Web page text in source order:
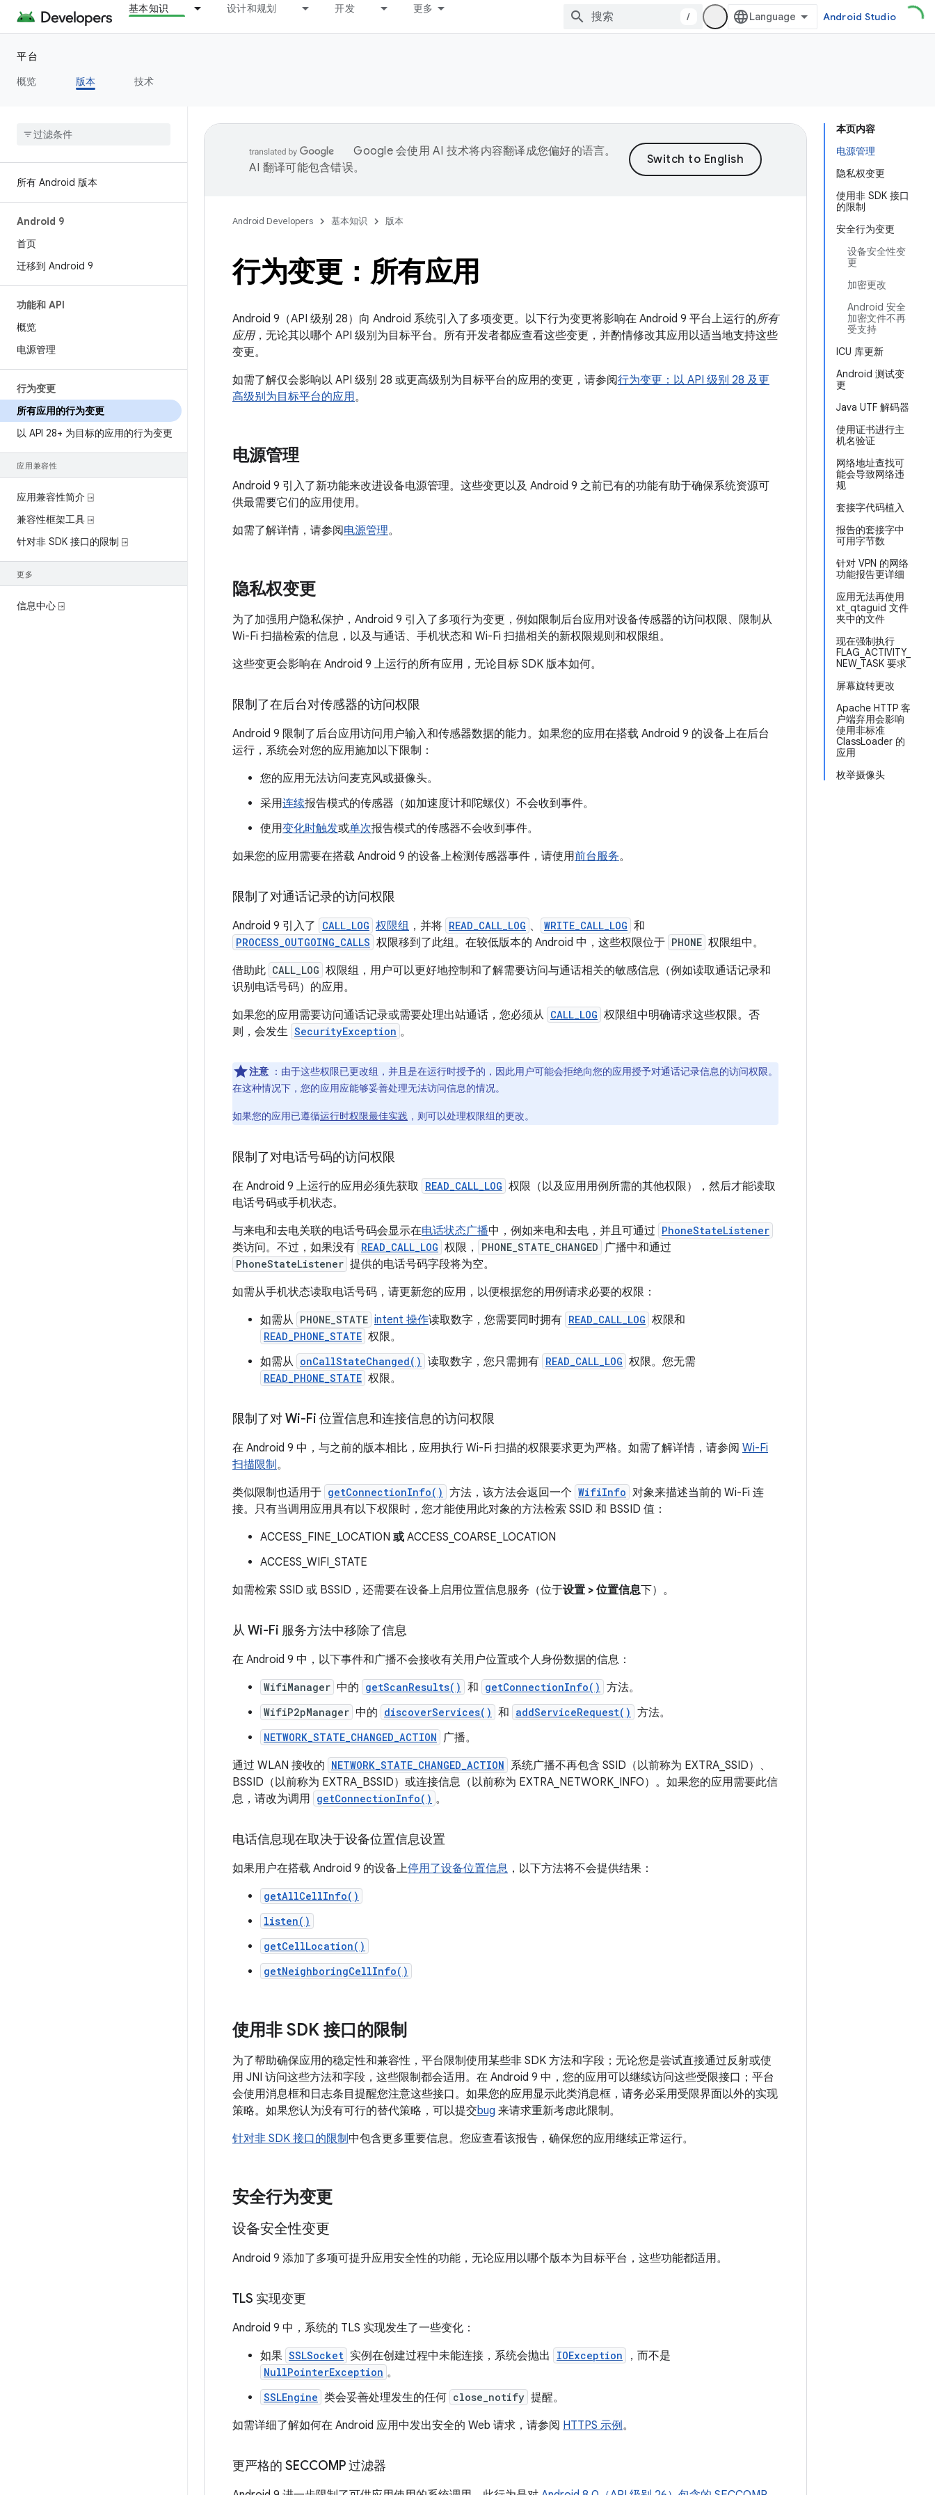
基本知识 设计和规划 开发 更多
/ Android Studio
平台
概览
版本 技术
所有 Android 版本
Android 9
首页
迁移到 Android 9
功能和 API
概览
电源管理
行为变更
所有应用的行为变更
以 API 28+ 为目标的应用的行为变更
应用兼容性
应用兼容性简介 ⍈
兼容性框架工具 ⍈
针对非 SDK 接口的限制 ⍈
更多
信息中心 ⍈
本页内容
电源管理
隐私权变更
使用非 SDK 接口
的限制
安全行为变更
设备安全性变
更
加密更改
Android 安全
加密文件不再
受支持
ICU 库更新
Android 测试变
更
Java UTF 解码器
使用证书进行主
机名验证
网络地址查找可
能会导致网络违
规
套接字代码植入
报告的套接字中
可用字节数
针对 VPN 的网络
功能报告更详细
应用无法再使用
xt_qtaguid 文件
夹中的文件
现在强制执行
FLAG_ACTIVITY_
NEW_TASK 要求
屏幕旋转更改
Apache HTTP 客
户端弃用会影响
使用非标准
ClassLoader 的
应用
枚举摄像头
Google 会使用 AI 技术将内容翻译成您偏好的语言。
AI 翻译可能包含错误。
Android Developers 基本知识 版本
行为变更：所有应用
Android 9（API 级别 28）向 Android 系统引入了多项变更。以下行为变更将影响在 Android 9 平台上运行的所有
应用，无论其以哪个 API 级别为目标平台。所有开发者都应查看这些变更，并酌情修改其应用以适当地支持这些
变更。
如需了解仅会影响以 API 级别 28 或更高级别为目标平台的应用的变更，请参阅行为变更：以 API 级别 28 及更
高级别为目标平台的应用。
电源管理
Android 9 引入了新功能来改进设备电源管理。这些变更以及 Android 9 之前已有的功能有助于确保系统资源可
供最需要它们的应用使用。
如需了解详情，请参阅电源管理。
隐私权变更
为了加强用户隐私保护，Android 9 引入了多项行为变更，例如限制后台应用对设备传感器的访问权限、限制从
Wi-Fi 扫描检索的信息，以及与通话、手机状态和 Wi-Fi 扫描相关的新权限规则和权限组。
这些变更会影响在 Android 9 上运行的所有应用，无论目标 SDK 版本如何。
限制了在后台对传感器的访问权限
Android 9 限制了后台应用访问用户输入和传感器数据的能力。如果您的应用在搭载 Android 9 的设备上在后台
运行，系统会对您的应用施加以下限制：
您的应用无法访问麦克风或摄像头。
采用连续报告模式的传感器（如加速度计和陀螺仪）不会收到事件。
使用变化时触发或单次报告模式的传感器不会收到事件。
如果您的应用需要在搭载 Android 9 的设备上检测传感器事件，请使用前台服务。
限制了对通话记录的访问权限
Android 9 引入了 CALL_LOG 权限组 ，并将 READ_CALL_LOG 、 WRITE_CALL_LOG 和
PROCESS_OUTGOING_CALLS 权限移到了此组。在较低版本的 Android 中，这些权限位于 PHONE 权限组中。
借助此 CALL_LOG 权限组，用户可以更好地控制和了解需要访问与通话相关的敏感信息（例如读取通话记录和
识别电话号码）的应用。
如果您的应用需要访问通话记录或需要处理出站通话，您必须从 CALL_LOG 权限组中明确请求这些权限。否
则，会发生 SecurityException 。
注意 ：由于这些权限已更改组，并且是在运行时授予的，因此用户可能会拒绝向您的应用授予对通话记录信息的访问权限。
在这种情况下，您的应用应能够妥善处理无法访问信息的情况。
如果您的应用已遵循运行时权限最佳实践 ，则可以处理权限组的更改。
限制了对电话号码的访问权限
在 Android 9 上运行的应用必须先获取 READ_CALL_LOG 权限（以及应用用例所需的其他权限），然后才能读取
电话号码或手机状态。
与来电和去电关联的电话号码会显示在电话状态广播中，例如来电和去电，并且可通过 PhoneStateListener
类访问。不过，如果没有 READ_CALL_LOG 权限， PHONE_STATE_CHANGED 广播中和通过
PhoneStateListener 提供的电话号码字段将为空。
如需从手机状态读取电话号码，请更新您的应用，以便根据您的用例请求必要的权限：
如需从 PHONE_STATE intent 操作读取数字，您需要同时拥有 READ_CALL_LOG 权限和
READ_PHONE_STATE 权限。
如需从 onCallStateChanged() 读取数字，您只需拥有 READ_CALL_LOG 权限。您无需
READ_PHONE_STATE 权限。
限制了对 Wi-Fi 位置信息和连接信息的访问权限
在 Android 9 中，与之前的版本相比，应用执行 Wi-Fi 扫描的权限要求更为严格。如需了解详情，请参阅 Wi-Fi
扫描限制。
类似限制也适用于 getConnectionInfo() 方法，该方法会返回一个 WifiInfo 对象来描述当前的 Wi-Fi 连
接。只有当调用应用具有以下权限时，您才能使用此对象的方法检索 SSID 和 BSSID 值：
ACCESS_FINE_LOCATION 或 ACCESS_COARSE_LOCATION
ACCESS_WIFI_STATE
如需检索 SSID 或 BSSID，还需要在设备上启用位置信息服务（位于设置 > 位置信息下）。
从 Wi-Fi 服务方法中移除了信息
在 Android 9 中，以下事件和广播不会接收有关用户位置或个人身份数据的信息：
WifiManager 中的 getScanResults() 和 getConnectionInfo() 方法。
WifiP2pManager 中的 discoverServices() 和 addServiceRequest() 方法。
NETWORK_STATE_CHANGED_ACTION 广播。
通过 WLAN 接收的 NETWORK_STATE_CHANGED_ACTION 系统广播不再包含 SSID（以前称为 EXTRA_SSID）、
BSSID（以前称为 EXTRA_BSSID）或连接信息（以前称为 EXTRA_NETWORK_INFO）。如果您的应用需要此信
息，请改为调用 getConnectionInfo() 。
电话信息现在取决于设备位置信息设置
如果用户在搭载 Android 9 的设备上停用了设备位置信息 ，以下方法将不会提供结果：
getAllCellInfo()
listen()
getCellLocation()
getNeighboringCellInfo()
使用非 SDK 接口的限制
为了帮助确保应用的稳定性和兼容性，平台限制使用某些非 SDK 方法和字段；无论您是尝试直接通过反射或使
用 JNI 访问这些方法和字段，这些限制都会适用。在 Android 9 中，您的应用可以继续访问这些受限接口；平台
会使用消息框和日志条目提醒您注意这些接口。如果您的应用显示此类消息框，请务必采用受限界面以外的实现
策略。如果您认为没有可行的替代策略，可以提交bug 来请求重新考虑此限制。
针对非 SDK 接口的限制中包含更多重要信息。您应查看该报告，确保您的应用继续正常运行。
安全行为变更
设备安全性变更
Android 9 添加了多项可提升应用安全性的功能，无论应用以哪个版本为目标平台，这些功能都适用。
TLS 实现变更
Android 9 中，系统的 TLS 实现发生了一些变化：
如果 SSLSocket 实例在创建过程中未能连接，系统会抛出 IOException ，而不是
NullPointerException 。
SSLEngine 类会妥善处理发生的任何 close_notify 提醒。
如需详细了解如何在 Android 应用中发出安全的 Web 请求，请参阅 HTTPS 示例。
更严格的 SECCOMP 过滤器